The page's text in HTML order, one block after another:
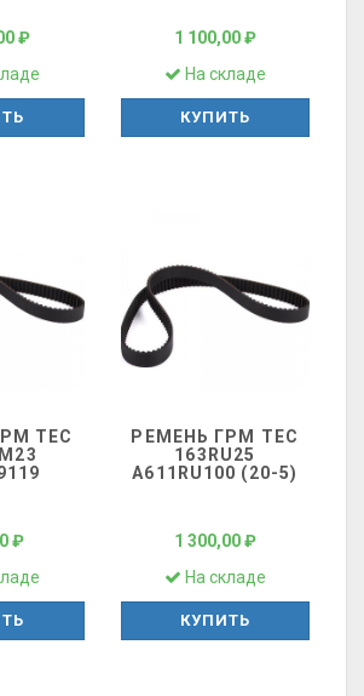
₽
1 100,00 ₽
На складе
КУПИТЬ
ТЕС
₽
РЕМЕНЬ ГРМ ТЕС
163RU25
A611RU100 (20-5)
1 300,00 ₽
На складе
КУПИТЬ